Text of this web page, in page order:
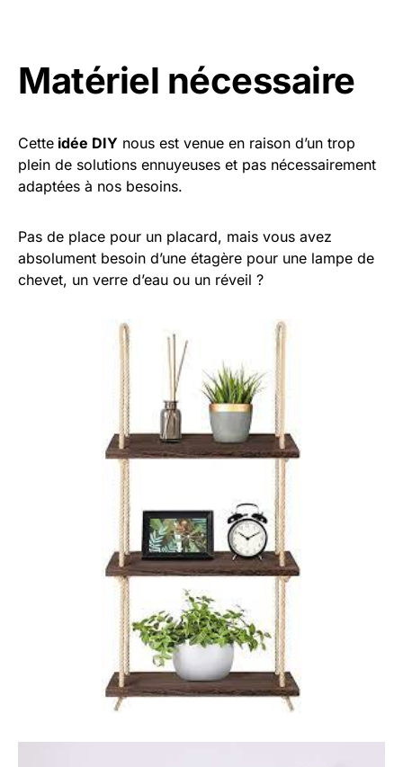
Matériel nécessaire
Cette idée DIY nous est venue en raison d’un trop
plein de solutions ennuyeuses et pas nécessairement
adaptées à nos besoins.
Pas de place pour un placard, mais vous avez
absolument besoin d’une étagère pour une lampe de
chevet, un verre d’eau ou un réveil ?